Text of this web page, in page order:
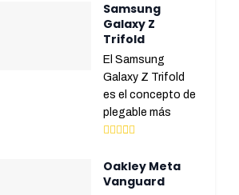
Samsung
Galaxy Z
Trifold
El Samsung
Galaxy Z Trifold
es el concepto de
plegable más
Oakley Meta
Vanguard